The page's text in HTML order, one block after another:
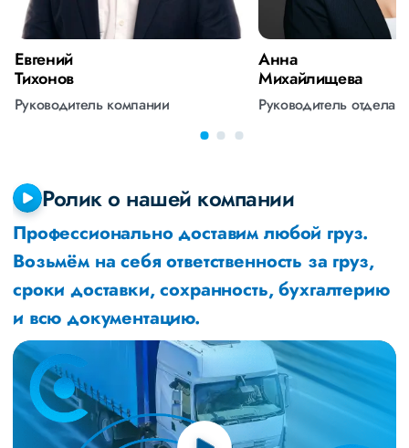
Евгений
Тихонов
Руководитель компании
Анна
Михайлищева
Руководитель отдела
Ролик о нашей компании
Профессионально доставим любой груз.
Возьмём на себя ответственность за груз,
сроки доставки, сохранность, бухгалтерию
и всю документацию.